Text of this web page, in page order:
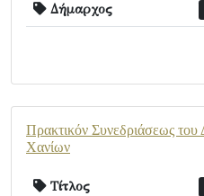
Δήμαρχος
Πρακτικόν Συνεδριάσεως του
Χανίων
Τίτλος